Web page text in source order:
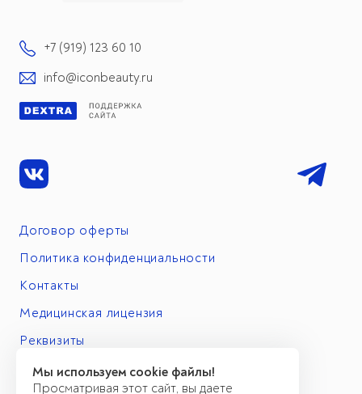
Договор оферты
Политика конфиденциальности
Контакты
Медицинская лицензия
Реквизиты
+7 (919) 123 60 10
info@iconbeauty.ru
Мы используем cookie файлы!
Просматривая этот сайт, вы даете